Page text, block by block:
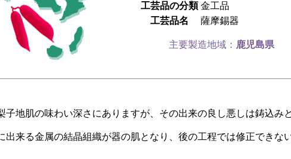
工芸品の分類 金工品
工芸品名
薩摩錫器
主要製造地域： 鹿児島県
地肌の味わい深さにありますが、その出来の良し悪しは鋳込み
出来る金属の結晶組織が器の肌となり、後の工程では修正できな